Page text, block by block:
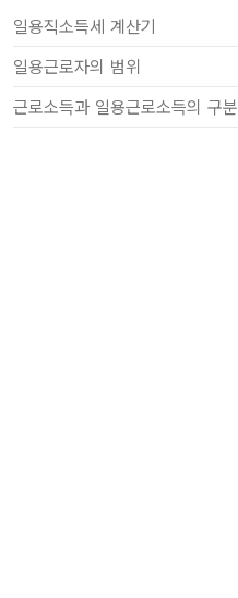
일용직소득세 계산기
일용근로자의 범위
근로소득과 일용근로소득의 구분